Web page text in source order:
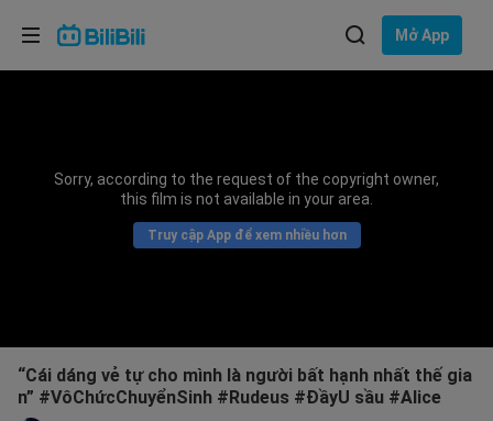
Mở App
Sorry, according to the request of the copyright owner,
this film is not available in your area.
Truy cập App để xem nhiều hơn
“Cái dáng vẻ tự cho mình là người bất hạnh nhất thế gia
n” #VôChứcChuyểnSinh #Rudeus #ĐầyU sầu #Alice
Lựa chọn ngôn ngữ
Bahasa Indonesia